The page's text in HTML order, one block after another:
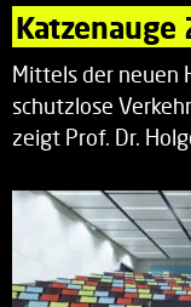
Katzenauge
Mittels der neuen
schutzlose
zeigt Prof. Dr.